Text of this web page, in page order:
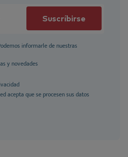
informarle de nuestras
y novedades
acepta que se procesen sus datos